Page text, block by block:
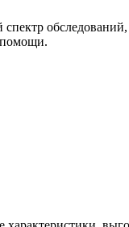
помощи.